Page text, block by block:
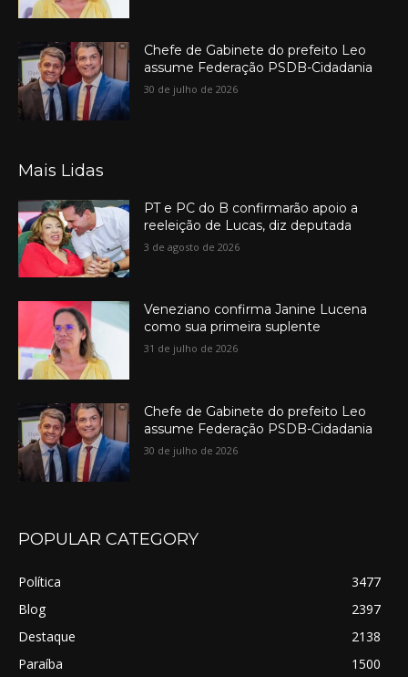
Chefe de Gabinete do prefeito Leo
assume Federação PSDB-Cidadania
30 de julho de 2026
Mais Lidas
PT e PC do B confirmarão apoio a
reeleição de Lucas, diz deputada
3 de agosto de 2026
Veneziano confirma Janine Lucena
como sua primeira suplente
31 de julho de 2026
Chefe de Gabinete do prefeito Leo
assume Federação PSDB-Cidadania
30 de julho de 2026
POPULAR CATEGORY
Política
3477
Blog
2397
Destaque
2138
Paraíba
1500